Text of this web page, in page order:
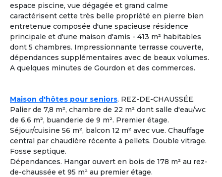
espace piscine, vue dégagée et grand calme
caractérisent cette très belle propriété en pierre bien
entretenue composée d'une spacieuse résidence
principale et d'une maison d'amis - 413 m² habitables
dont 5 chambres. Impressionnante terrasse couverte,
dépendances supplémentaires avec de beaux volumes.
A quelques minutes de Gourdon et des commerces.
Maison d'hôtes pour seniors. REZ-DE-CHAUSSÉE.
Palier de 7,8 m², chambre de 22 m² dont salle d'eau/wc
de 6,6 m², buanderie de 9 m². Premier étage.
Séjour/cuisine 56 m², balcon 12 m² avec vue. Chauffage
central par chaudière récente à pellets. Double vitrage.
Fosse septique.
Dépendances. Hangar ouvert en bois de 178 m² au rez-
de-chaussée et 95 m² au premier étage.
Sylvia
Femme- 60ans
Toulon ± 30kms - France
Colouer Intégrer Habitat Partagé